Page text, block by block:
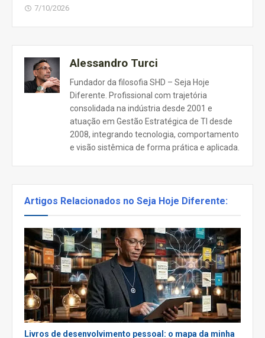
7/10/2026
Alessandro Turci
Fundador da filosofia SHD – Seja Hoje
Diferente. Profissional com trajetória
consolidada na indústria desde 2001 e
atuação em Gestão Estratégica de TI desde
2008, integrando tecnologia, comportamento
e visão sistêmica de forma prática e aplicada.
Artigos Relacionados no Seja Hoje Diferente:
Livros de desenvolvimento pessoal: o mapa da minha